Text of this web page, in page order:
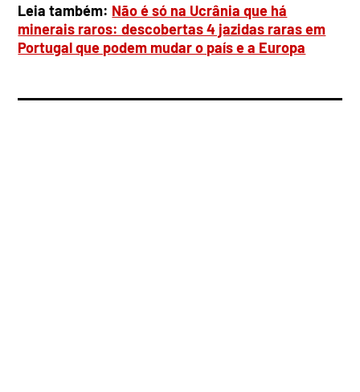
Leia também: Não é só na Ucrânia que há
minerais raros: descobertas 4 jazidas raras em
Portugal que podem mudar o país e a Europa